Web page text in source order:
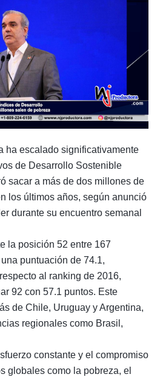
ha escalado significativamente
de Desarrollo Sostenible
sacar a más de dos millones de
los últimos años, según anunció
durante su encuentro semanal
la posición 52 entre 167
puntuación de 74.1,
al ranking de 2016,
92 con 57.1 puntos. Este
de Chile, Uruguay y Argentina,
regionales como Brasil,
constante y el compromiso
globales como la pobreza, el